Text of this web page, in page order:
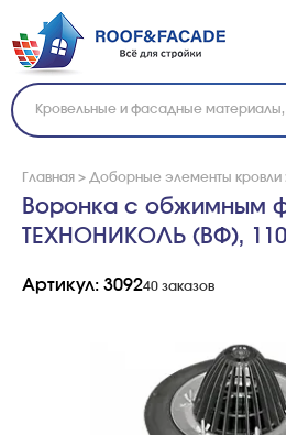
Главная > Доборные элементы кровли
Воронка с обжимным
ТЕХНОНИКОЛЬ (ВФ),
Артикул: 309240 заказов